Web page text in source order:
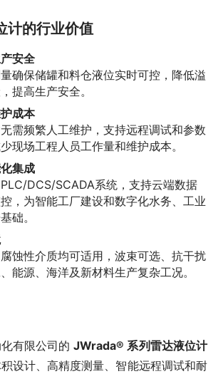
计的行业价值
安全
确保储罐和料仓液位实时可控，降低溢
提高生产安全。
成本
需频繁人工维护，支持远程调试和参数
现场工程人员工作量和维护成本。
集成
DCS/SCADA系统，支持云端数据
，为智能工厂建设和数字化水务、工业
础。
蚀性介质均可适用，波束可选、抗干扰
能源、海洋及新材料生产复杂工况。
有限公司的 JWrada® 系列雷达液位计
设计、高精度测量、智能远程调试和耐